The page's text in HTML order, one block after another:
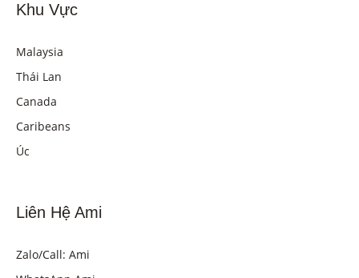
Khu Vực
Malaysia
Thái Lan
Canada
Caribeans
Úc
Liên Hệ Ami
Zalo/Call: Ami